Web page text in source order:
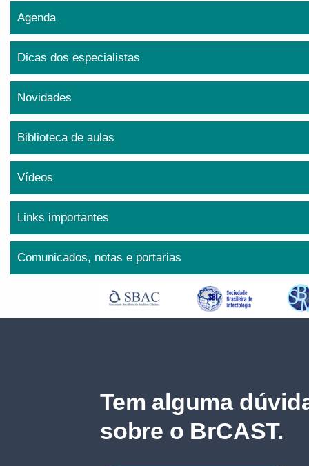
Agenda
Dicas dos especialistas
Novidades
Biblioteca de aulas
Vídeos
Links importantes
Comunicados, notas e portarias
Tem alguma
sobre o BrCAST.